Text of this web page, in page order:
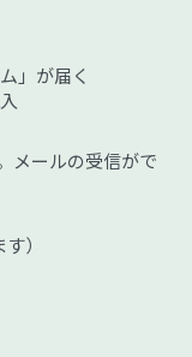
」が届く
メールの受信がで
）